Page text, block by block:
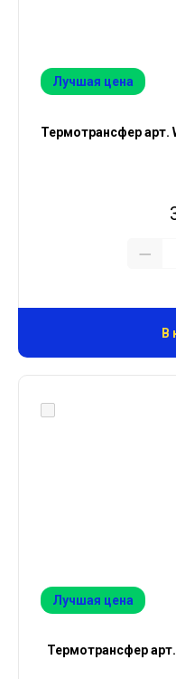
Лучшая цена
Термотрансфер арт.
В
Лучшая цена
Термотрансфер